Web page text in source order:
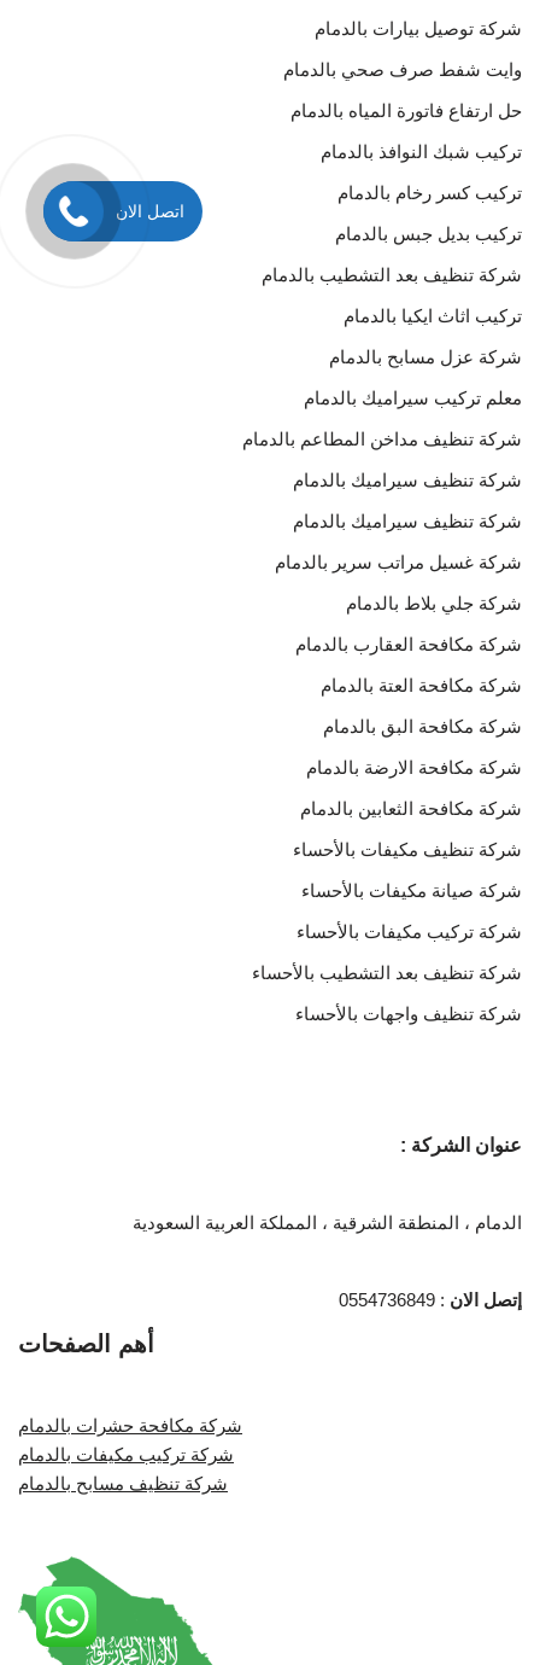
شركة توصيل بيارات بالدمام
وايت شفط صرف صحي بالدمام
حل ارتفاع فاتورة المياه بالدمام
تركيب شبك النوافذ بالدمام
تركيب كسر رخام بالدمام
تركيب بديل جبس بالدمام
شركة تنظيف بعد التشطيب بالدمام
تركيب اثاث ايكيا بالدمام
شركة عزل مسابح بالدمام
معلم تركيب سيراميك بالدمام
شركة تنظيف مداخن المطاعم بالدمام
شركة تنظيف سيراميك بالدمام
شركة تنظيف سيراميك بالدمام
شركة غسيل مراتب سرير بالدمام
شركة جلي بلاط بالدمام
شركة مكافحة العقارب بالدمام
شركة مكافحة العتة بالدمام
شركة مكافحة البق بالدمام
شركة مكافحة الارضة بالدمام
شركة مكافحة الثعابين بالدمام
شركة تنظيف مكيفات بالأحساء
شركة صيانة مكيفات بالأحساء
شركة تركيب مكيفات بالأحساء
شركة تنظيف بعد التشطيب بالأحساء
شركة تنظيف واجهات بالأحساء
عنوان الشركة :
الدمام ، المنطقة الشرقية ، المملكة العربية السعودية
إتصل الان : 0554736849
أهم الصفحات
شركة مكافحة حشرات بالدمام
شركة تركيب مكيفات بالدمام
شركة تنظيف مسابح بالدمام
اتصل الان